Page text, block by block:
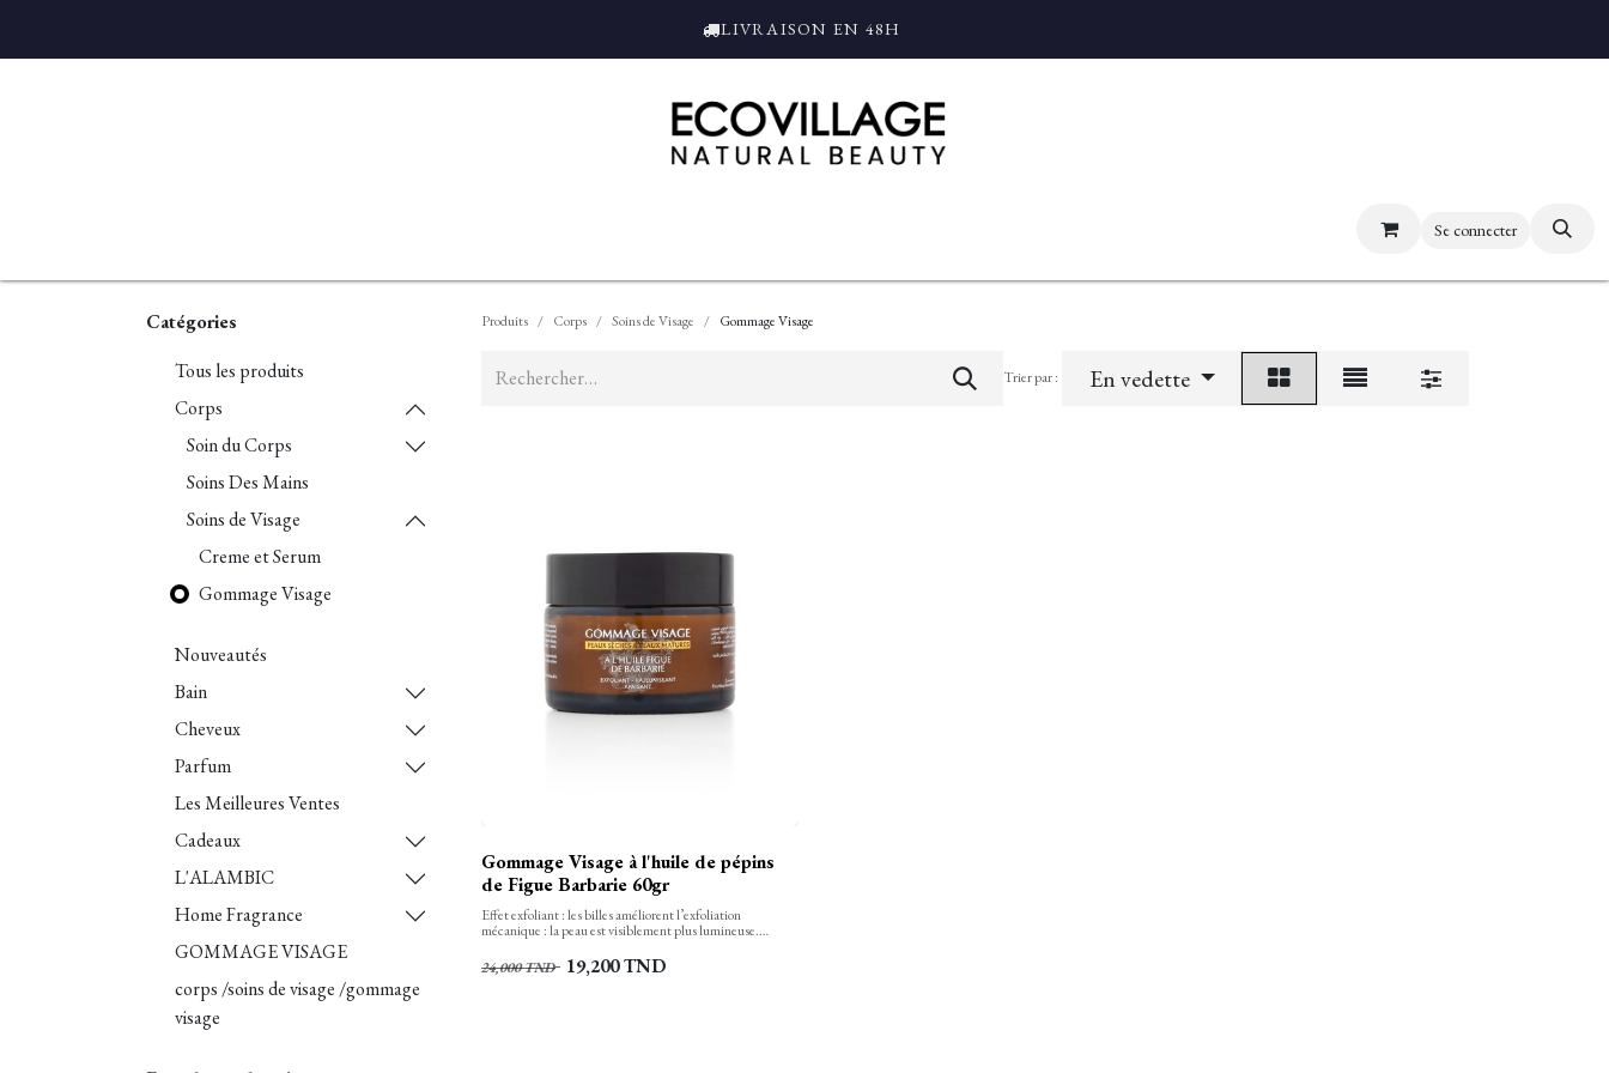
LIVRAISON EN 48H
Se connecter
Catégories
Tous les produits
Corps
Soin du Corps
Soins Des Mains
Soins de Visage
Creme et Serum
Gommage Visage
Nouveautés
Bain
Cheveux
Parfum
Les Meilleures Ventes
Cadeaux
L'ALAMBIC
Home Fragrance
GOMMAGE VISAGE
corps /soins de visage /gommage
visage
Produits Corps Soins de Visage Gommage Visage
Trier par : En vedette
Gommage Visage à l'huile de pépins
de Figue Barbarie 60gr
Effet exfoliant : les billes améliorent l’exfoliation
mécanique : la peau est visiblement plus lumineuse.
procure à votre peau une sensation de confort immédiat.
24,000TND 19,200TND